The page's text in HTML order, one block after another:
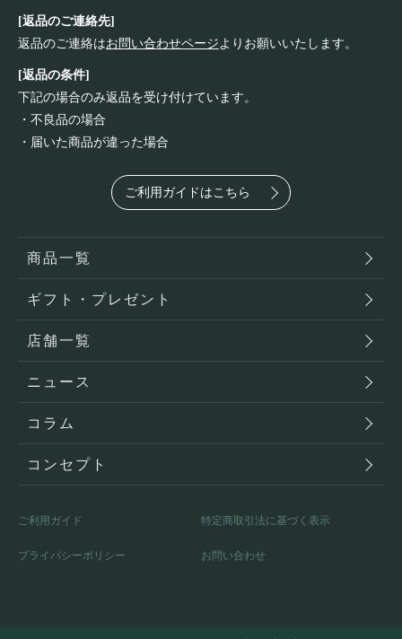
[返品のご連絡先]
返品のご連絡はお問い合わせページよりお願いいたします。
[返品の条件]
下記の場合のみ返品を受け付けています。
・不良品の場合
・届いた商品が違った場合
ご利用ガイドはこちら
商品一覧
ギフト・プレゼント
店舗一覧
ニュース
コラム
コンセプト
ご利用ガイド 特定商取引法に基づく表示
プライバシーポリシー お問い合わせ